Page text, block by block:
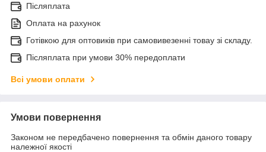
Післяплата
Оплата на рахунок
Готівкою для оптовиків при самовивезенні товау зі складу.
Післяплата при умови 30% передоплати
Всі умови оплати
Умови повернення
Законом не передбачено повернення та обмін даного товару
належної якості